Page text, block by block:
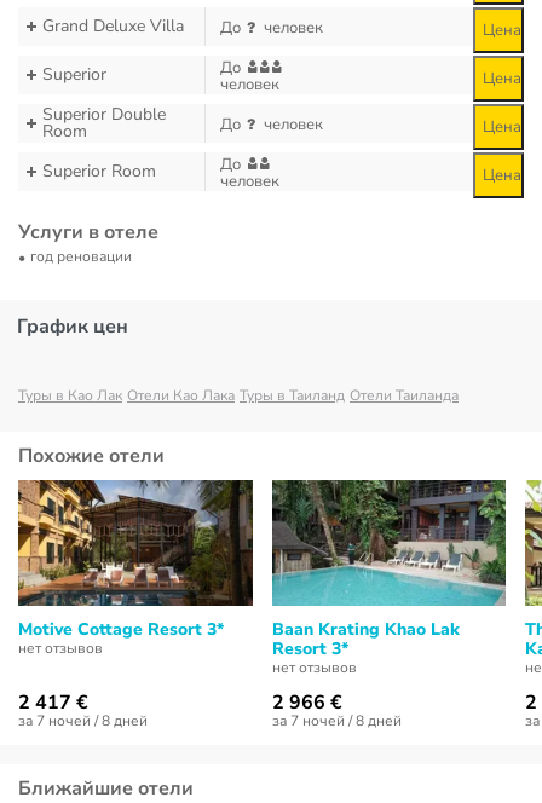
Grand Deluxe Villa До человек Цена
Superior До
человек Цена
Superior Double
Room До человек Цена
Superior Room До
человек Цена
Услуги в отеле
год реновации
График цен
Туры в Као Лак Отели Као Лака Туры в Таиланд Отели Таиланда
Похожие отели
Motive Cottage Resort 3*
нет отзывов
2 417 €
за 7 ночей / 8 дней
Baan Krating Khao Lak
Resort 3*
нет отзывов
2 966 €
за 7 ночей / 8 дней
Ближайшие отели